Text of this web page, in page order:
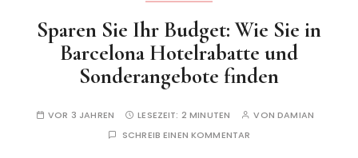
Sparen Sie Ihr Budget: Wie Sie in
Barcelona Hotelrabatte und
Sonderangebote finden
VOR 3 JAHREN LESEZEIT: 2 MINUTEN VONDAMIAN
SCHREIB EINEN KOMMENTAR